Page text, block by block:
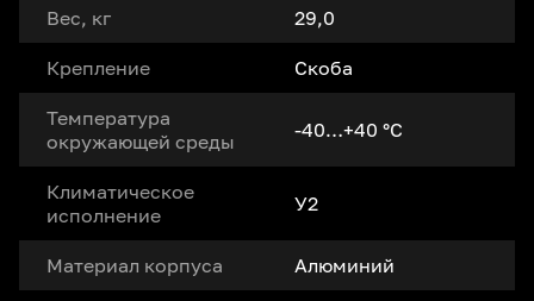
Вес, кг 29,0
Крепление Скоба
Температура
окружающей среды
-40…+40 °С
Климатическое
исполнение
У2
Материал корпуса Алюминий